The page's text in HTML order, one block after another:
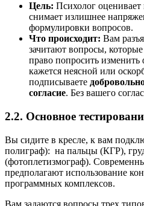
Цель: Психолог оценивает
снимает излишнее
формулировки вопросов.
Что происходит: Вам
зачитают вопросы,
право попросить
кажется неясной или
подписываете
согласие. Без вашего
2.2. Основное
Вы сидите в кресле, к вам
полиграф): на пальцы (КГР),
(фотоплетизмограф).
предполагают использование
программных комплексов.
Вам задаются вопросы трех